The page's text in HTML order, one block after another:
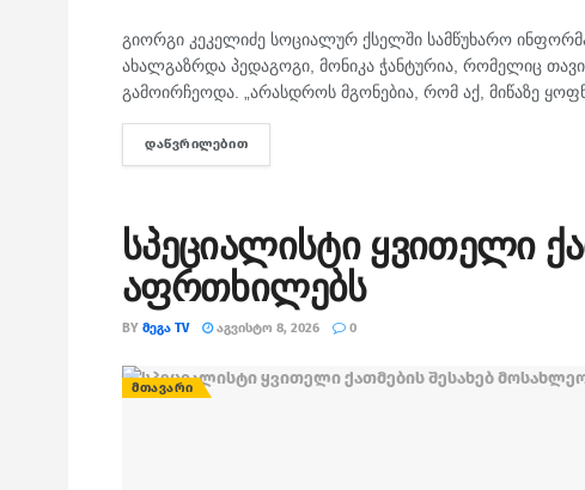
ᲛᲗᲐᲕᲐᲠᲘ
გიორგი კეკელიძე სოციალურ ქსელში სამწუხარო
ახალგაზრდა პედაგოგი, მონიკა ჭანტურია, რომელიც
გამოირჩეოდა. „არასდროს მგონებია, რომ აქ, მიწაზე
ᲓᲐᲬᲕᲠᲘᲚᲔᲑᲘᲗ
სპეციალისტი ყვითელი
აფრთხილებს
BY ᲛᲔᲒᲐ TV ᲐᲒᲕᲘᲡᲢᲝ 8, 2026 0
ᲛᲗᲐᲕᲐᲠᲘ